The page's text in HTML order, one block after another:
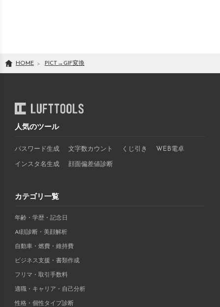
HOME PICT → GIF変換
人気のツール
パスワード生成 文字数カウント くじ引き WEB電卓
インスタ名生成 顔面偏差値診断
カテゴリ一覧
年齢・学歴・記念日
AI顔診断・美顔解析
自動車・燃費・維持費
ビジネス支援・書類作成
フリマ・取引手数料
適職・キャリア・自己分析
性格・個性タイプ診断